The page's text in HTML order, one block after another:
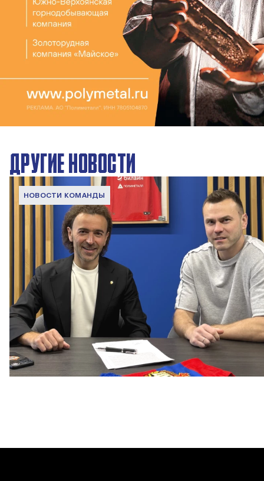
ДРУГИЕ НОВОСТИ
НОВОСТИ КОМАНДЫ
Капитан – с нами!
2 ИЮНЯ 2026 12:55